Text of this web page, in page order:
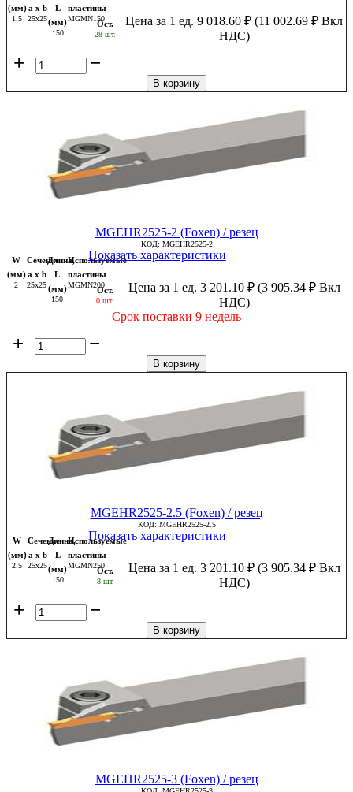
(мм)
1.5
a x b
25x25
L
(мм)
150
пластины
MGMN150
Ост.
28 шт.
Цена за 1 ед. 9 018.60 ₽ (11 002.69 ₽ Вкл
НДС)
+ −
В корзину
MGEHR2525-2 (Foxen) / резец
КОД: MGEHR2525-2
W
(мм)
2
Сечение
a x b
25x25
Длина,
L
(мм)
150
Используемые
пластины
MGMN200
Показать характеристики
Ост.
0 шт.
Цена за 1 ед. 3 201.10 ₽ (3 905.34 ₽Вкл
НДС)
Срок поставки 9 недель
+ −
В корзину
MGEHR2525-2.5 (Foxen) / резец
КОД: MGEHR2525-2.5
W
(мм)
2.5
Сечение
a x b
25x25
Длина,
L
(мм)
150
Используемые
пластины
MGMN250
Показать характеристики
Ост.
8 шт.
Цена за 1 ед. 3 201.10 ₽ (3 905.34 ₽Вкл
НДС)
+ −
В корзину
MGEHR2525-3 (Foxen) / резец